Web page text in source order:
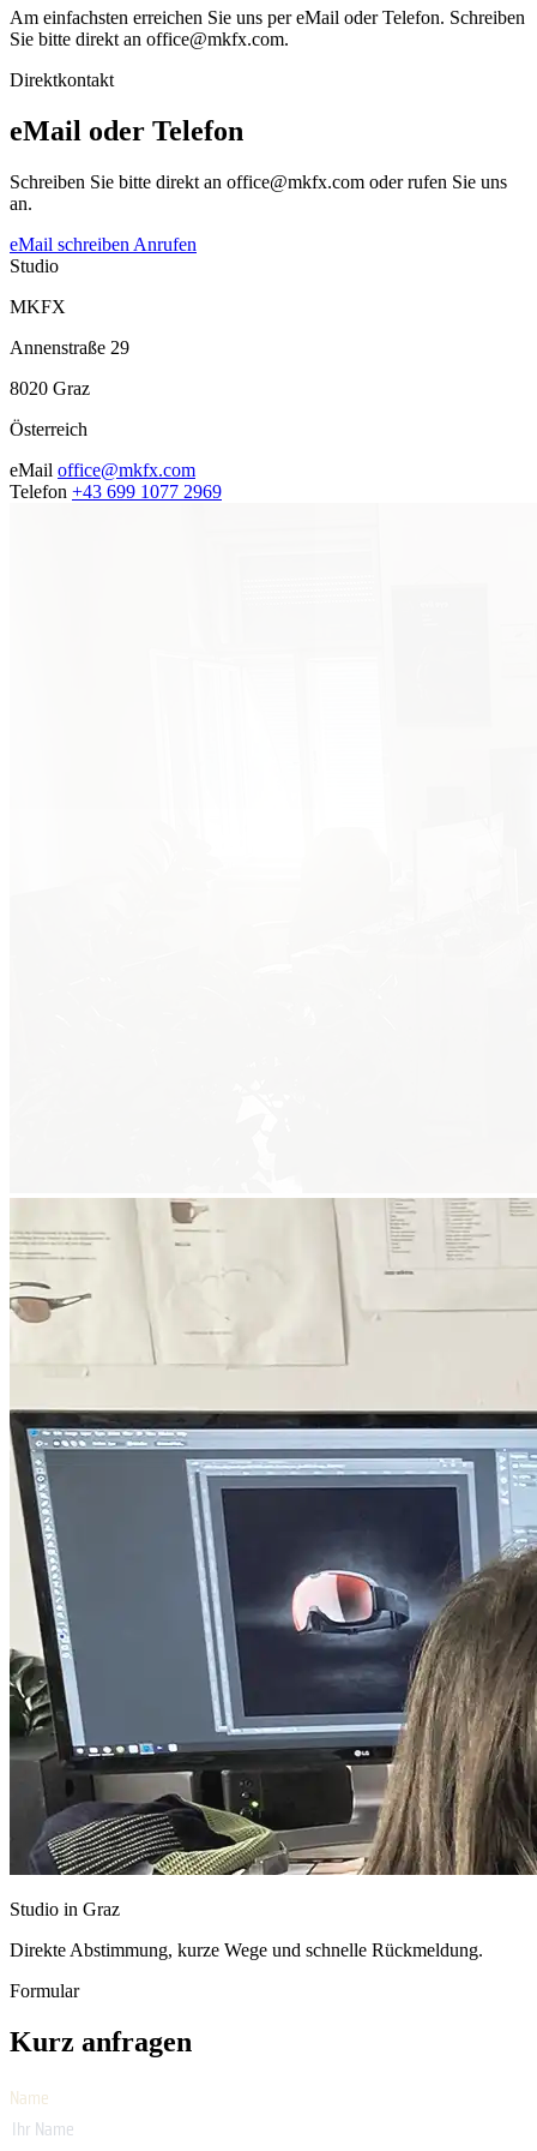
Am einfachsten erreichen Sie uns per eMail oder Telefon. Schreiben
Sie bitte direkt an office@mkfx.com.
Direktkontakt
eMail oder Telefon
Schreiben Sie bitte direkt an office@mkfx.com oder rufen Sie uns
an.
eMail schreiben Anrufen
Studio
MKFX
Annenstraße 29
8020 Graz
Österreich
eMail office@mkfx.com
Telefon +43 699 1077 2969
Studio in Graz
Direkte Abstimmung, kurze Wege und schnelle Rückmeldung.
Formular
Kurz anfragen
Name